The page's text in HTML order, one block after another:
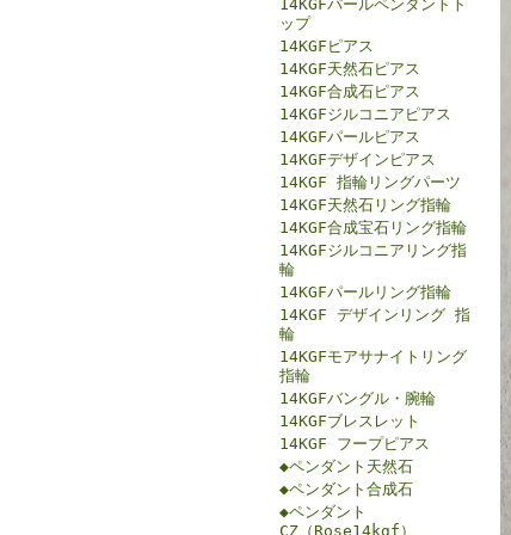
14KGFパールペンダントト
ップ
14KGFピアス
14KGF天然石ピアス
14KGF合成石ピアス
14KGFジルコニアピアス
14KGFパールピアス
14KGFデザインピアス
14KGF 指輪リングパーツ
14KGF天然石リング指輪
14KGF合成宝石リング指輪
14KGFジルコニアリング指
輪
14KGFパールリング指輪
14KGF デザインリング 指
輪
14KGFモアサナイトリング
指輪
14KGFバングル・腕輪
14KGFブレスレット
14KGF フープピアス
◆ペンダント天然石
◆ペンダント合成石
◆ペンダント
CZ（Rose14kgf）